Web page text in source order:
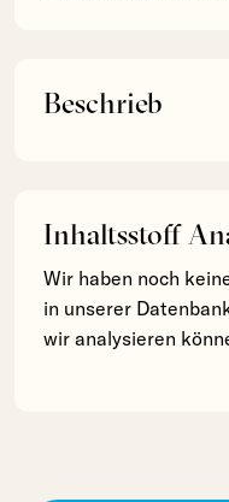
Beschrieb
Inhaltsstoff
Wir haben noch
in unserer
wir analysieren